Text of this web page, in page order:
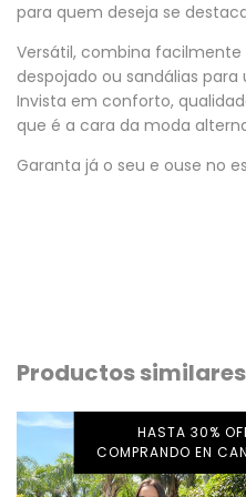
para quem deseja se
Versátil, combina
despojado ou sandálias
Invista em conforto,
que é a cara da moda
Garanta já o seu e ouse no
Productos similares
HASTA 30%
COMPRANDO EN